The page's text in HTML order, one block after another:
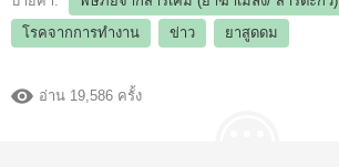
โรคจากการทำงาน
ข่าว ยาสูดดม
อ่าน 19,586 ครั้ง